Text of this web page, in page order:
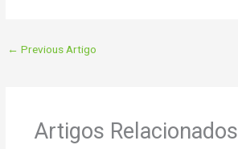
← Previous Artigo
Artigos Relacionados